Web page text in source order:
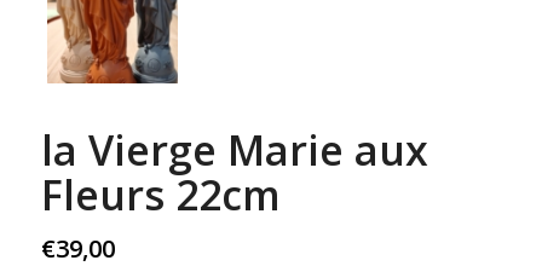
la Vierge Marie aux
Fleurs 22cm
€39,00